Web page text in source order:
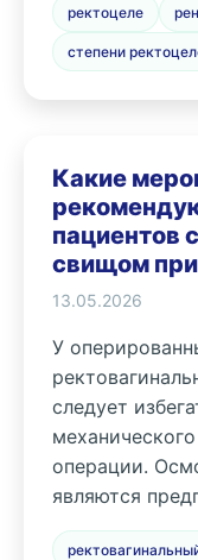
ректоцеле
степени
Какие
пациентов
свищом при
13.05.2026
У
следует
операции.
являются